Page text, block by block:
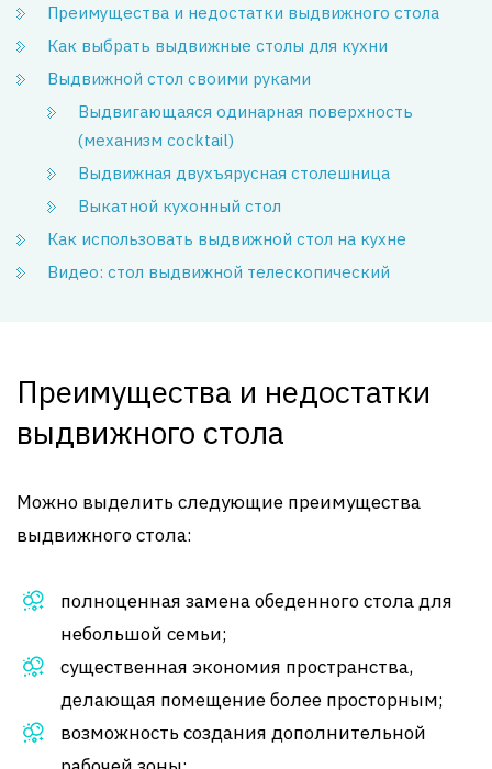
Преимущества и недостатки выдвижного стола
Как выбрать выдвижные столы для кухни
Выдвижной стол своими руками
Выдвигающаяся одинарная поверхность
(механизм cocktail)
Выдвижная двухъярусная столешница
Выкатной кухонный стол
Как использовать выдвижной стол на кухне
Видео: стол выдвижной телескопический
Преимущества и недостатки
выдвижного стола
Можно выделить следующие преимущества
выдвижного стола:
полноценная замена обеденного стола для
небольшой семьи;
существенная экономия пространства,
делающая помещение более просторным;
возможность создания дополнительной